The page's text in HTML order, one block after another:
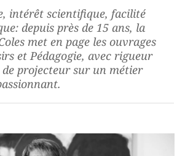
intérêt scientifique, facilité
depuis près de 15 ans, la
met en page les ouvrages
et Pédagogie, avec rigueur
de projecteur sur un métier